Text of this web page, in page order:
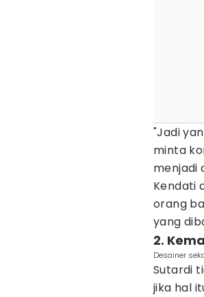
"Jadi
minta
menjadi
Kendati
orang
yang
2.
Desainer
Sutardi
jika hal